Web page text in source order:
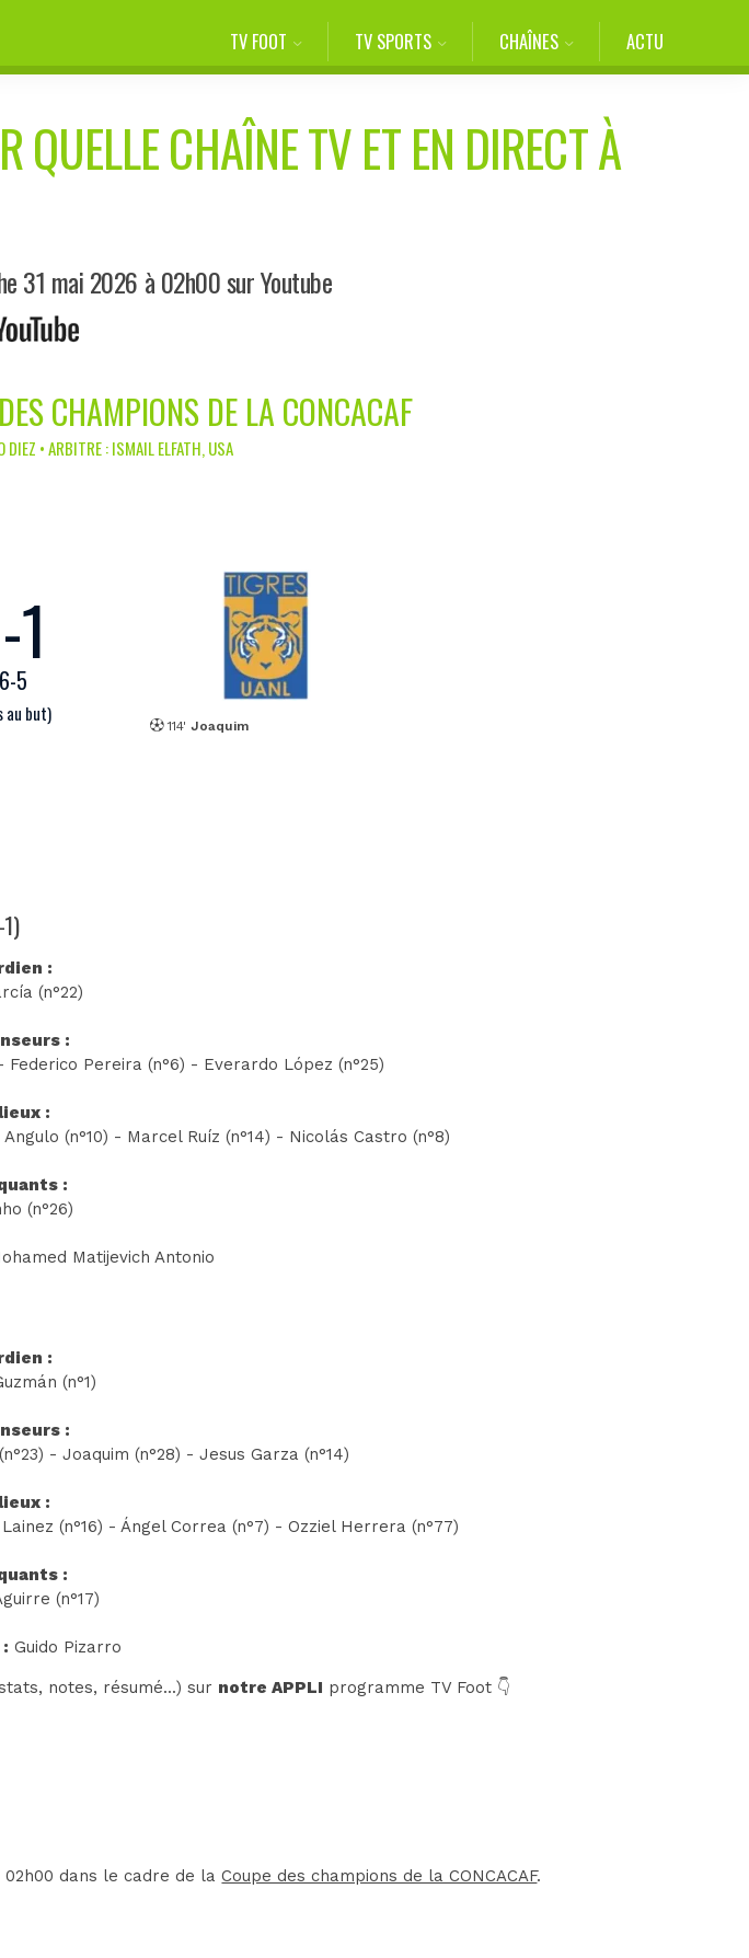
TV FOOT TV SPORTS CHAÎNES ACTU
QUELLE CHAÎNE TV ET EN DIRECT À
31 mai 2026 à 02h00 sur Youtube
CHAMPIONS DE LA CONCACAF
DIEZ • ARBITRE : ISMAIL ELFATH, USA
-1
6-5
au but)
114'Joaquim
:
(n°22)
:
Federico Pereira (n°6) - Everardo López (n°25)
:
(n°10) - Marcel Ruíz (n°14) - Nicolás Castro (n°8)
:
(n°26)
Matijevich Antonio
:
(n°1)
:
- Joaquim (n°28) - Jesus Garza (n°14)
:
(n°16) - Ángel Correa (n°7) - Ozziel Herrera (n°77)
:
(n°17)
Guido Pizarro
notes, résumé...) sur notre APPLI programme TV Foot 👇
02h00 dans le cadre de laCoupe des champions de la CONCACAF.